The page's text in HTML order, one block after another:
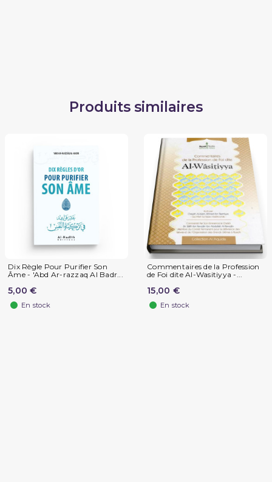
Produits similaires
Dix Règle Pour Purifier Son
Âme - 'Abd Ar-razzaq Al Badr...
5,00 €
En stock
Commentaires de la Profession
de Foi dite Al-Wasitiyya -...
15,00 €
En stock